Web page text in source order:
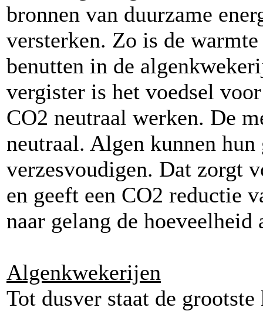
bronnen van duurzame
versterken. Zo is de
benutten in de
vergister is het voedsel
CO2 neutraal werken. De
neutraal. Algen kunnen
verzesvoudigen. Dat zorgt
en geeft een CO2 reductie
naar gelang de hoeveelheid
Algenkwekerijen
Tot dusver staat de